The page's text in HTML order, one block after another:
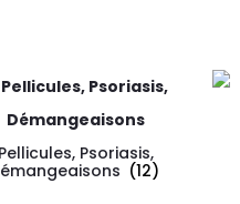
Pellicules, Psoriasis,
(12)